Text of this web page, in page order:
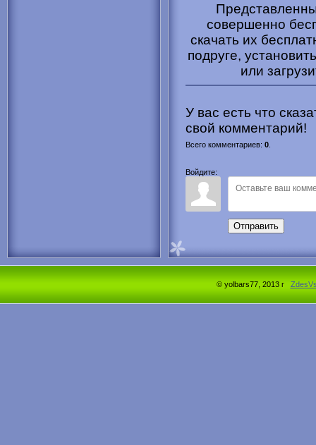
совершенно
скачать их
подруге,
или
У вас есть что
свой комментарий!
Всего комментариев: 0
Войдите:
Отправить
© yolbars77, 2013 г